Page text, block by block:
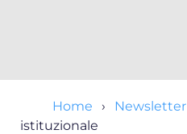
Home Newsletter
istituzionale